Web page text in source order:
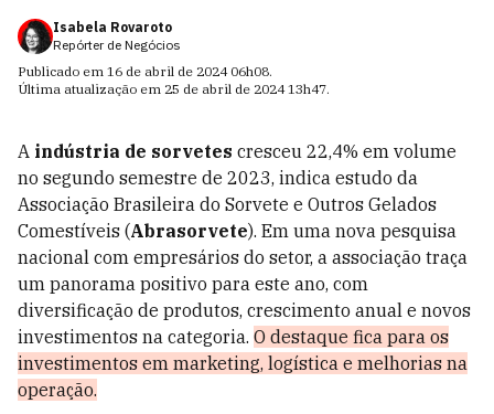
Isabela Rovaroto
Repórter de Negócios
Publicado em 16 de abril de 2024 06h08.
Última atualização em 25 de abril de 2024 13h47.
A indústria de sorvetes cresceu 22,4% em volume
no segundo semestre de 2023, indica estudo da
Associação Brasileira do Sorvete e Outros Gelados
Comestíveis (Abrasorvete). Em uma nova pesquisa
nacional com empresários do setor, a associação traça
um panorama positivo para este ano, com
diversificação de produtos, crescimento anual e novos
investimentos na categoria. O destaque fica para os
investimentos em marketing, logística e melhorias na
operação.